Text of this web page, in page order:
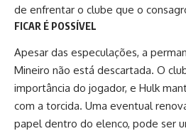
de enfrentar o clube que o
FICAR É POSSÍVEL
Apesar das especulações, a
Mineiro não está descartada. O
importância do jogador, e Hulk
com a torcida. Uma eventual
papel dentro do elenco, pode ser